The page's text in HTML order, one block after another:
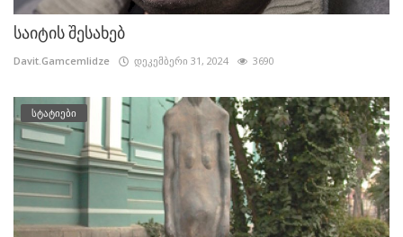
საიტის შესახებ
Davit.Gamcemlidze დეკემბერი 31, 2024 3690
სტატიები